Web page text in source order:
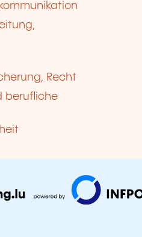
Recht
berufliche